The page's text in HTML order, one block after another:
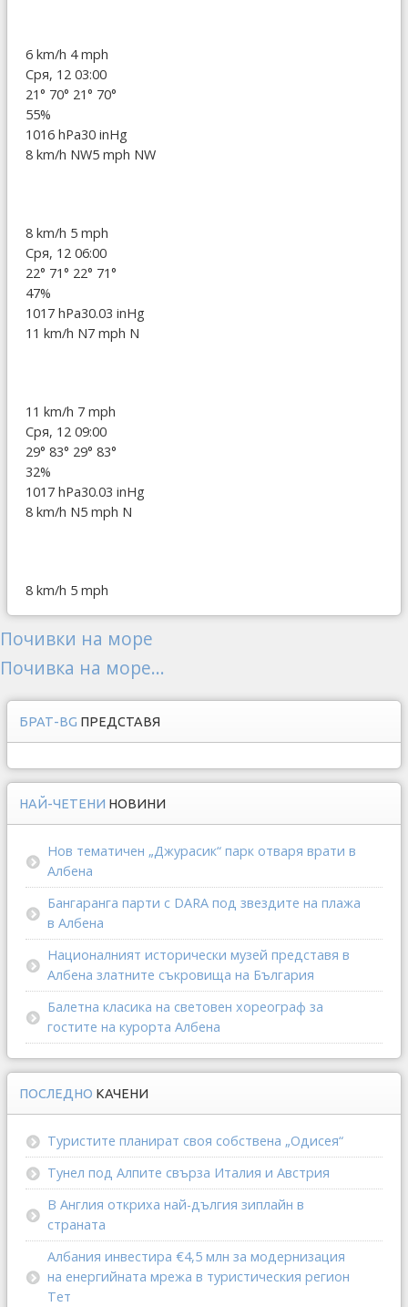
6 km/h 4 mph
Сря, 12 03:00
21° 70° 21° 70°
55%
1016 hPa30 inHg
8 km/h NW5 mph NW
8 km/h 5 mph
Сря, 12 06:00
22° 71° 22° 71°
47%
1017 hPa30.03 inHg
11 km/h N7 mph N
11 km/h 7 mph
Сря, 12 09:00
29° 83° 29° 83°
32%
1017 hPa30.03 inHg
8 km/h N5 mph N
8 km/h 5 mph
Почивки на море
Почивка на море...
БРАТ-BG ПРЕДСТАВЯ
НАЙ-ЧЕТЕНИ НОВИНИ
Нов тематичен „Джурасик“ парк отваря врати в
Албена
Бангаранга парти с DARA под звездите на плажа
в Албена
Националният исторически музей представя в
Албена златните съкровища на България
Балетна класика на световен хореограф за
гостите на курорта Албена
ПОСЛЕДНО КАЧЕНИ
Туристите планират своя собствена „Одисея“
Тунел под Алпите свърза Италия и Австрия
В Англия откриха най-дългия зиплайн в
страната
Албания инвестира €4,5 млн за модернизация
на енергийната мрежа в туристическия регион
Тет